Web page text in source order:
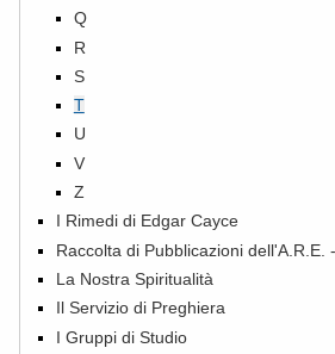
Q
R
S
T
U
V
Z
I Rimedi di Edgar Cayce
Raccolta di Pubblicazioni dell'A.R.E.
La Nostra Spiritualità
Il Servizio di Preghiera
I Gruppi di Studio